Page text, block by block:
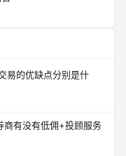
易的优缺点分别是什
有没有低佣+投顾服务